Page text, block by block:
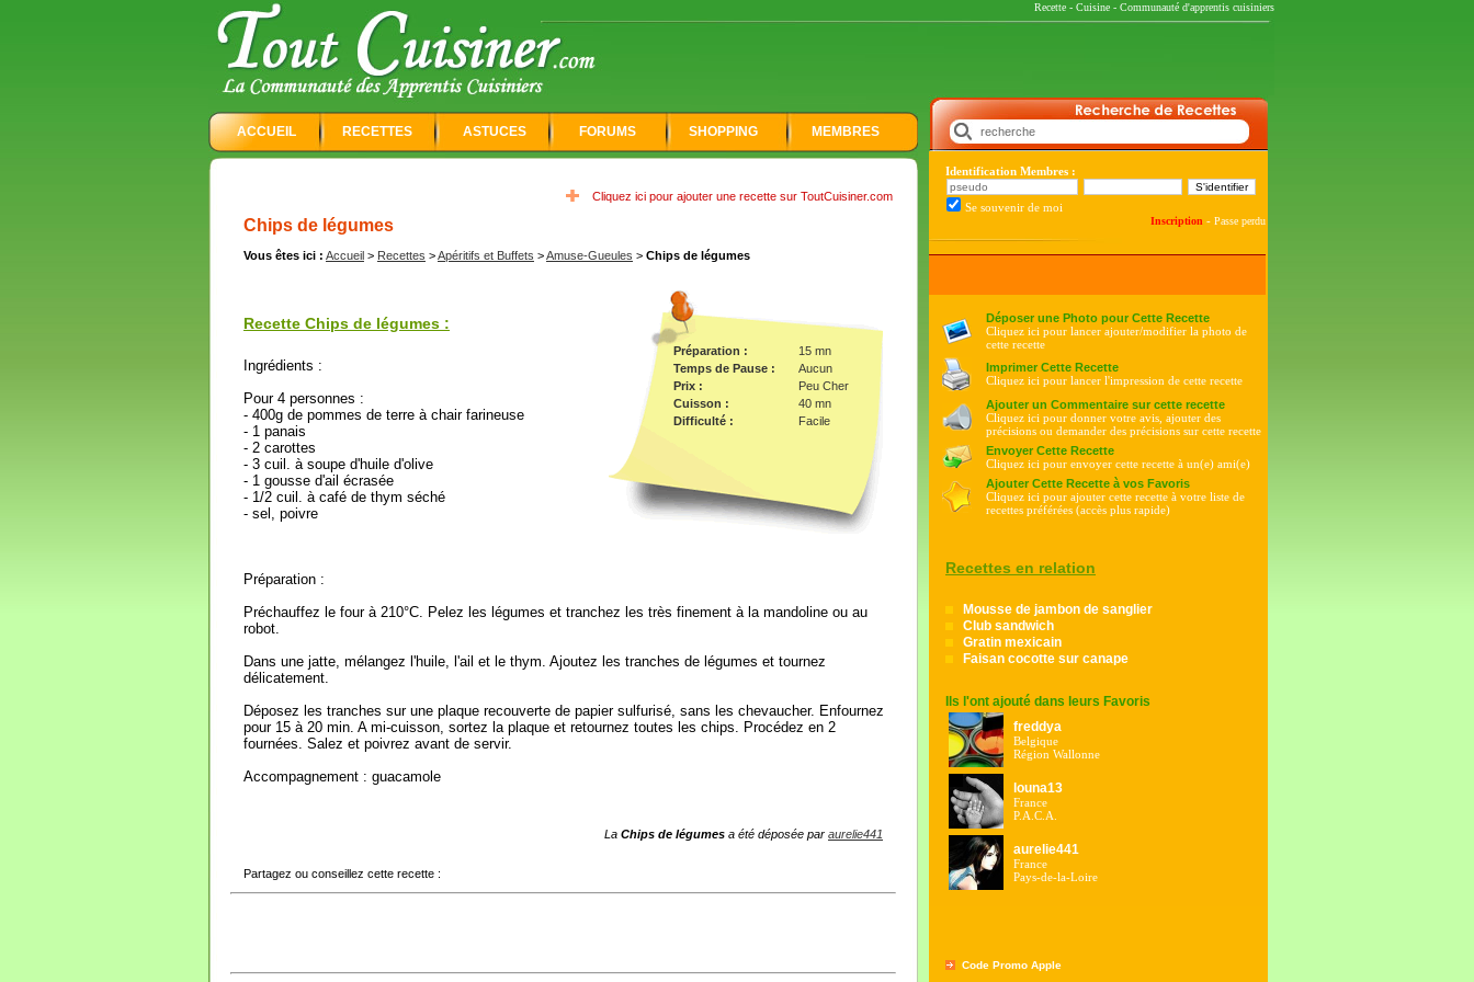
Recette - Cuisine - Communauté d'apprentis cuisiniers
ACCUEIL RECETTES ASTUCES FORUMS SHOPPING MEMBRES
Identification Membres :
Se souvenir de moi
Inscription - Passe perdu
Déposer une Photo pour Cette Recette
Cliquez ici pour lancer ajouter/modifier la photo de
cette recette
Imprimer Cette Recette
Cliquez ici pour lancer l'impression de cette recette
Ajouter un Commentaire sur cette recette
Cliquez ici pour donner votre avis, ajouter des
précisions ou demander des précisions sur cette recette
Envoyer Cette Recette
Cliquez ici pour envoyer cette recette à un(e) ami(e)
Ajouter Cette Recette à vos Favoris
Cliquez ici pour ajouter cette recette à votre liste de
recettes préférées (accès plus rapide)
Recettes en relation
Mousse de jambon de sanglier
Club sandwich
Gratin mexicain
Faisan cocotte sur canape
Ils l'ont ajouté dans leurs Favoris
freddya
Belgique
Région Wallonne
louna13
France
P.A.C.A.
aurelie441
France
Pays-de-la-Loire
Cliquez ici pour ajouter une recette sur ToutCuisiner.com
Chips de légumes
Vous êtes ici : Accueil > Recettes >Apéritifs et Buffets >Amuse-Gueules > Chips de légumes
Préparation :
15 mn
Temps de Pause :
Aucun
Prix :
Peu Cher
Cuisson :
40 mn
Difficulté :
Facile
Recette Chips de légumes :
Ingrédients :
Pour 4 personnes :
- 400g de pommes de terre à chair farineuse
- 1 panais
- 2 carottes
- 3 cuil. à soupe d'huile d'olive
- 1 gousse d'ail écrasée
- 1/2 cuil. à café de thym séché
- sel, poivre
Préparation :
Préchauffez le four à 210°C. Pelez les légumes et tranchez les très finement à la mandoline ou au
robot.
Dans une jatte, mélangez l'huile, l'ail et le thym. Ajoutez les tranches de légumes et tournez
délicatement.
Déposez les tranches sur une plaque recouverte de papier sulfurisé, sans les chevaucher. Enfournez
pour 15 à 20 min. A mi-cuisson, sortez la plaque et retournez toutes les chips. Procédez en 2
fournées. Salez et poivrez avant de servir.
Accompagnement : guacamole
La Chips de légumes a été déposée par aurelie441
Partagez ou conseillez cette recette :
Code Promo Apple